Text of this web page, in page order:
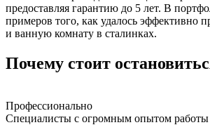
предоставляя гарантию до 5 лет. В
примеров того, как удалось эффективно
и ванную комнату в сталинках.
Почему стоит
Профессионально
Специалисты с огромным опытом работы